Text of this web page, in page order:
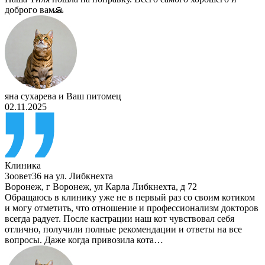
доброго вам🙏
яна сухарева и Ваш питомец
02.11.2025
Клиника
Зоовет36 на ул. Либкнехта
Воронеж, г Воронеж, ул Карла Либкнехта, д 72
Обращаюсь в клинику уже не в первый раз со своим котиком
и могу отметить, что отношение и профессионализм докторов
всегда радует. После кастрации наш кот чувствовал себя
отлично, получили полные рекомендации и ответы на все
вопросы. Даже когда привозила кота…